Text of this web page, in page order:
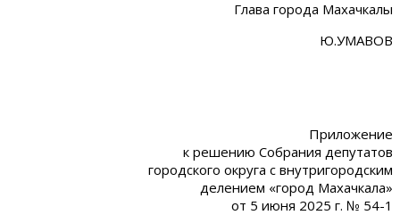
Глава города Махачкалы
Ю.УМАВОВ
Приложение
к решению Собрания депутатов
городского округа с внутригородским
делением «город Махачкала»
от 5 июня 2025 г. № 54-1